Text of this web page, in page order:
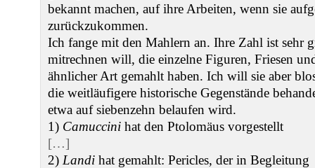
bekannt machen, auf ihre Arbeiten, wenn sie
zurückzukommen.
Ich fange mit den Mahlern an. Ihre Zahl ist sehr
mitrechnen will, die einzelne Figuren, Friesen
ähnlicher Art gemahlt haben. Ich will sie aber
die weitläufigere historische Gegenstände
etwa auf siebenzehn belaufen wird.
1) Camuccini hat den Ptolomäus vorgestellt
[…]
2) Landi hat gemahlt: Pericles, der in Begleitung